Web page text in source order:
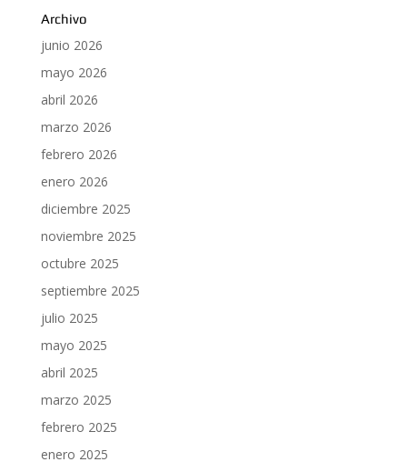
Archivo
junio 2026
mayo 2026
abril 2026
marzo 2026
febrero 2026
enero 2026
diciembre 2025
noviembre 2025
octubre 2025
septiembre 2025
julio 2025
mayo 2025
abril 2025
marzo 2025
febrero 2025
enero 2025